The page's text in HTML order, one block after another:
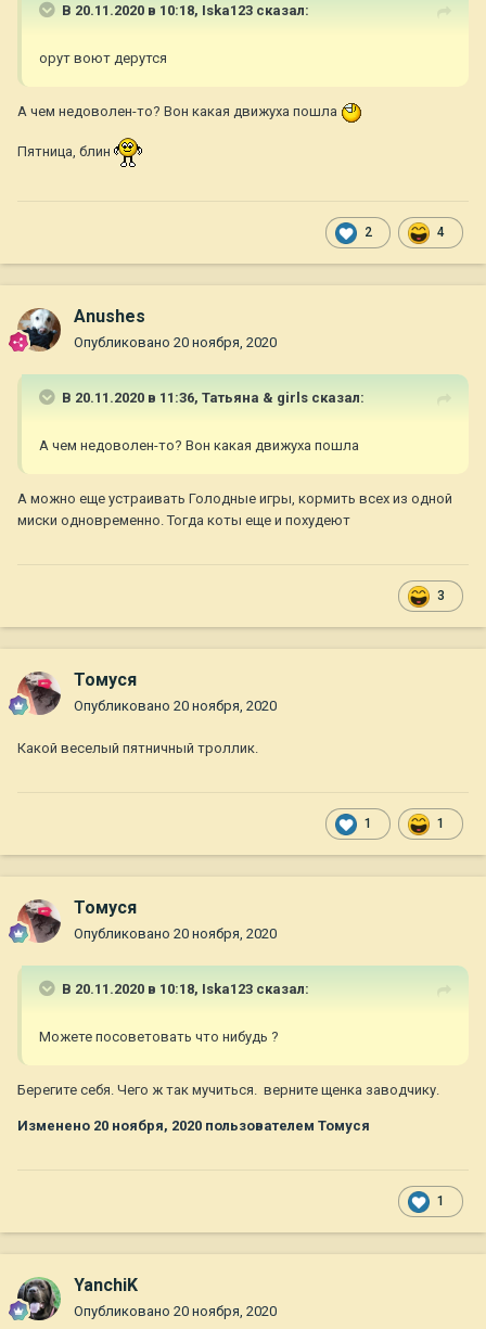
В 20.11.2020 в 10:18, Iska123 сказал:
орут воют дерутся
А чем недоволен-то? Вон какая движуха пошла
Пятница, блин
2 4
Anushes
Опубликовано 20 ноября, 2020
В 20.11.2020 в 11:36, Татьяна & girls сказал:
А чем недоволен-то? Вон какая движуха пошла
А можно еще устраивать Голодные игры, кормить всех из одной
миски одновременно. Тогда коты еще и похудеют
3
Томуся
Опубликовано 20 ноября, 2020
Какой веселый пятничный троллик.
1 1
Томуся
Опубликовано 20 ноября, 2020
В 20.11.2020 в 10:18, Iska123 сказал:
Можете посоветовать что нибудь ?
Берегите себя. Чего ж так мучиться. верните щенка заводчику.
Изменено 20 ноября, 2020 пользователем Томуся
1
YanchiK
Опубликовано 20 ноября, 2020